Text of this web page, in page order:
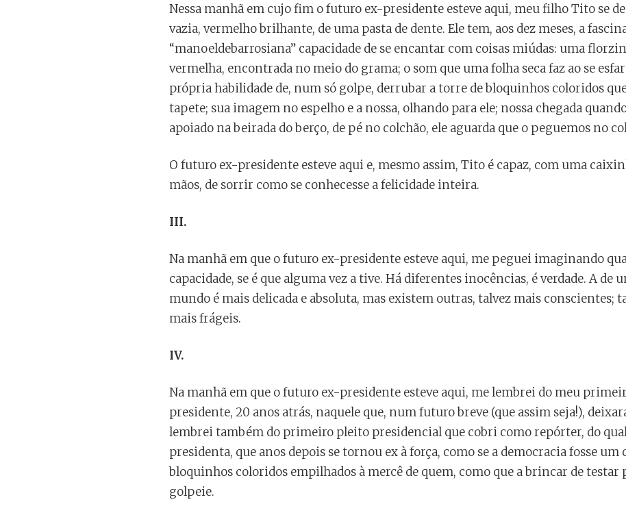
Nessa manhã em cujo fim o futuro ex-presidente esteve aqui, meu filho Tito se
vazia, vermelho brilhante, de uma pasta de dente. Ele tem, aos dez meses, a
“manoeldebarrosiana” capacidade de se encantar com coisas miúdas: uma
vermelha, encontrada no meio do grama; o som que uma folha seca faz ao se
própria habilidade de, num só golpe, derrubar a torre de bloquinhos coloridos
tapete; sua imagem no espelho e a nossa, olhando para ele; nossa chegada
apoiado na beirada do berço, de pé no colchão, ele aguarda que o peguemos no
O futuro ex-presidente esteve aqui e, mesmo assim, Tito é capaz, com uma
mãos, de sorrir como se conhecesse a felicidade inteira.
III.
Na manhã em que o futuro ex-presidente esteve aqui, me peguei imaginando
capacidade, se é que alguma vez a tive. Há diferentes inocências, é verdade. A de
mundo é mais delicada e absoluta, mas existem outras, talvez mais conscientes;
mais frágeis.
IV.
Na manhã em que o futuro ex-presidente esteve aqui, me lembrei do meu
presidente, 20 anos atrás, naquele que, num futuro breve (que assim seja!),
lembrei também do primeiro pleito presidencial que cobri como repórter, do
presidenta, que anos depois se tornou ex à força, como se a democracia fosse
bloquinhos coloridos empilhados à mercê de quem, como que a brincar de testar
golpeie.